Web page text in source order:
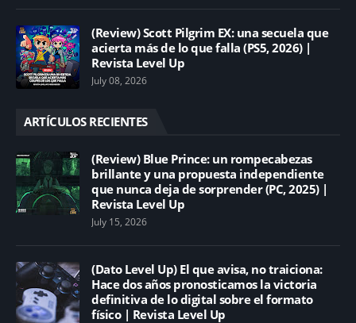
(Review) Scott Pilgrim EX: una secuela que
acierta más de lo que falla (PS5, 2026) |
Revista Level Up
July 08, 2026
ARTÍCULOS RECIENTES
(Review) Blue Prince: un rompecabezas
brillante y una propuesta independiente
que nunca deja de sorprender (PC, 2025) |
Revista Level Up
July 15, 2026
(Dato Level Up) El que avisa, no traiciona:
Hace dos años pronosticamos la victoria
definitiva de lo digital sobre el formato
físico | Revista Level Up